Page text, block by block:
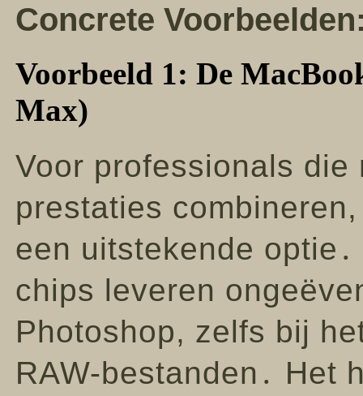
Concrete
Voorbeeld 1: De
Max)
Voor professionals
prestaties
een uitstekende
chips leveren
Photoshop, zelfs bij
RAW-bestanden․ Het